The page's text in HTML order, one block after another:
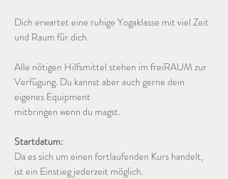
Dich erwartet eine ruhige Yogaklasse mit viel Zeit
und Raum für dich.
Alle nötigen Hilfsmittel stehen im freiRAUM zur
Verfügung. Du kannst aber auch gerne dein
eigenes Equipment
mitbringen wenn du magst.
Startdatum:
Da es sich um einen fortlaufenden Kurs handelt,
ist ein Einstieg jederzeit möglich.